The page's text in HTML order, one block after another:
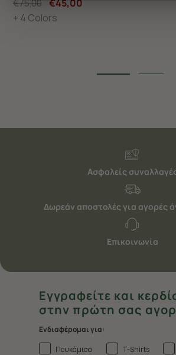
διαφημίσεις. Για να προσαρμόσετε
€75,00 €45,00
+ 4 Colors
Ασφαλείς
Δωρεάν αποστολές για αγορές
Επικοινωνία
Εγγραφείτε και
στην πρώτη σας
Ενδιαφέρομαι για:
Πουκάμισα
T-Shirts